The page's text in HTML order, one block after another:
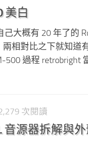
美白
大概有 20 年了的
兩相對比之下就知
500 過程
次閱讀
音源器拆解與